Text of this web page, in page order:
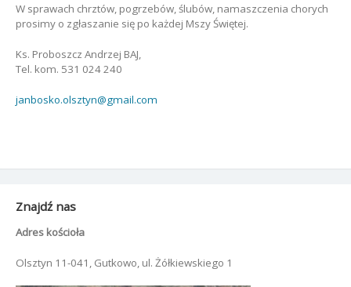
W sprawach chrztów, pogrzebów, ślubów, namaszczenia chorych
prosimy o zgłaszanie się po każdej Mszy Świętej.
Ks. Proboszcz Andrzej BAJ,
Tel. kom. 531 024 240
janbosko.olsztyn@gmail.com
Znajdź nas
Adres kościoła
Olsztyn 11-041, Gutkowo, ul. Żółkiewskiego 1